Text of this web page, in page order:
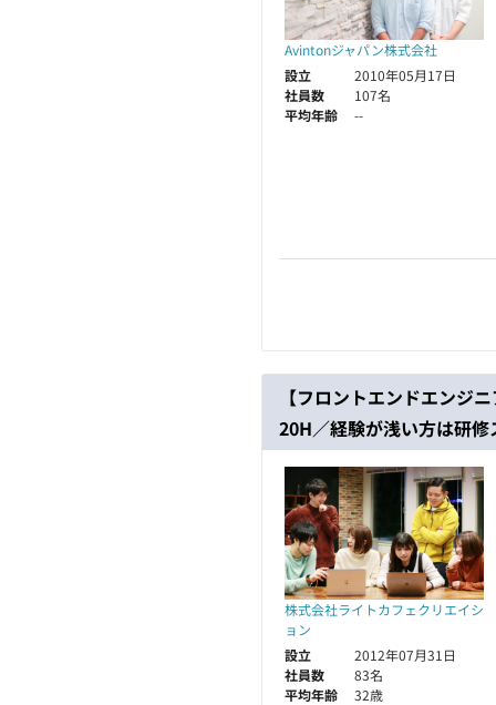
Avintonジャパン株式会社
設立
2010年05月17日
社員数
107名
平均年齢
--
【フロントエンドエンジ
20H／経験が浅い方は研修
株式会社ライトカフェクリエイシ
ョン
設立
2012年07月31日
社員数
83名
平均年齢
32歳